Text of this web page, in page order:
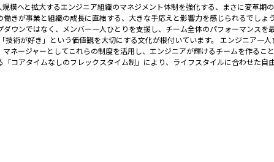
へと拡大するエンジニア組織のマネジメント体制を強化する、まさに変革期
きが事業と組織の成長に直結する、大きな手応えと影響力を感じられるでし
ウンではなく、メンバー一人ひとりを支援し、チーム全体のパフォーマンス
術が好き」という価値観を大切にする文化が根付いています。 エンジニア一
ネージャーとしてこれらの制度を活用し、エンジニアが輝けるチームを作る
コアタイムなしのフレックスタイム制」により、ライフスタイルに合わせた